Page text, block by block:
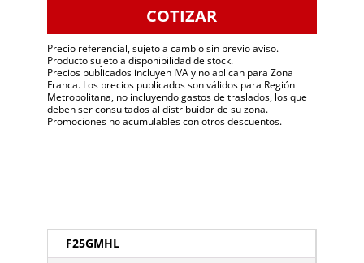
COTIZAR
Precio referencial, sujeto a cambio sin previo aviso.
Producto sujeto a disponibilidad de stock.
Precios publicados incluyen IVA y no aplican para Zona
Franca. Los precios publicados son válidos para Región
Metropolitana, no incluyendo gastos de traslados, los que
deben ser consultados al distribuidor de su zona.
Promociones no acumulables con otros descuentos.
F25GMHL